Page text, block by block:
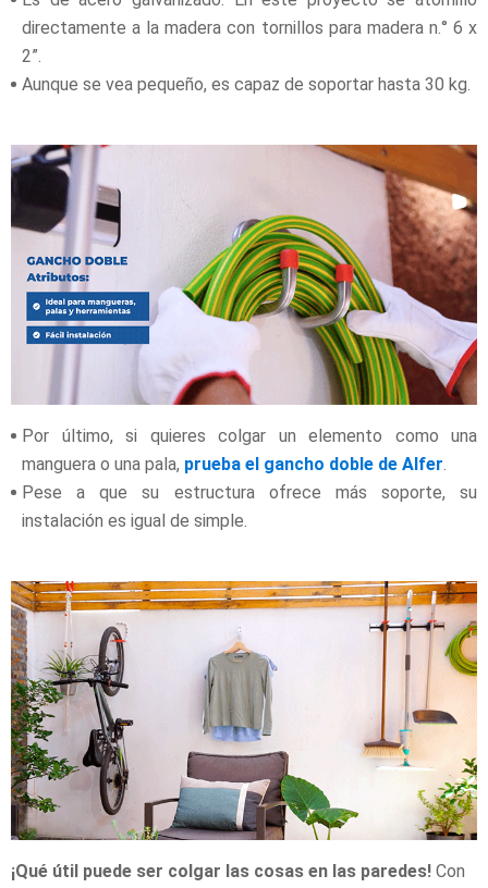
directamente a la madera con tornillos para madera n.° 6 x
2”.
Aunque se vea pequeño, es capaz de soportar hasta 30 kg.
Por último, si quieres colgar un elemento como una
manguera o una pala, prueba el gancho doble de Alfer.
Pese a que su estructura ofrece más soporte, su
instalación es igual de simple.
¡Qué útil puede ser colgar las cosas en las paredes! Con